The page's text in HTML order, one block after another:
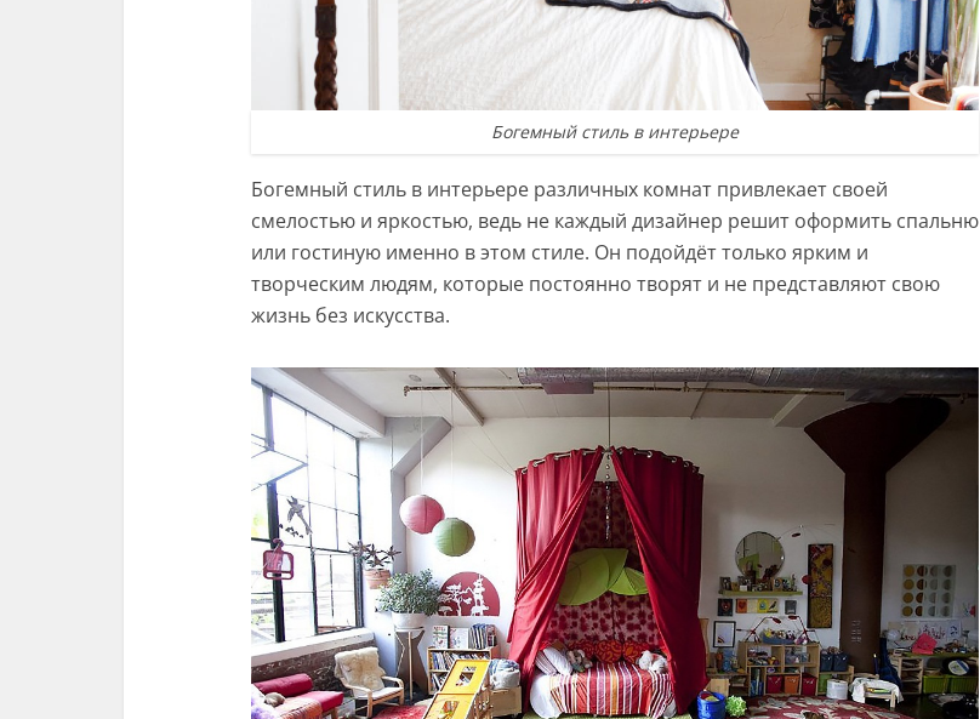
Богемный стиль в интерьере
Богемный стиль в интерьере различных комнат привлекает своей
смелостью и яркостью, ведь не каждый дизайнер решит оформить спальню
или гостиную именно в этом стиле. Он подойдёт только ярким и
творческим людям, которые постоянно творят и не представляют свою
жизнь без искусства.